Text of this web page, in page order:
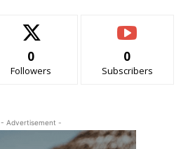
0
Followers
0
Subscribers
- Advertisement -